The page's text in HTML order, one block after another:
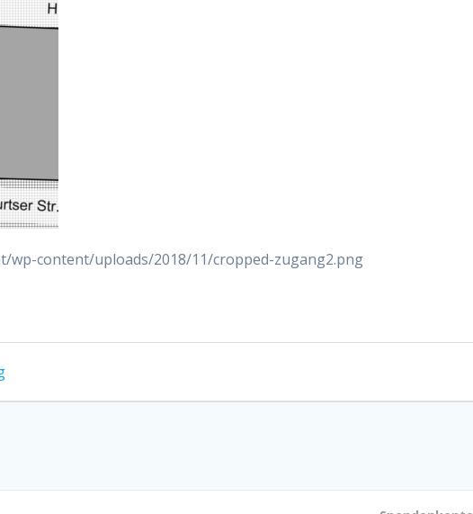
wp-content/uploads/2018/11/cropped-zugang2.png